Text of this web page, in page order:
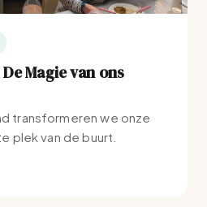
Magie van ons
transformeren we onze
plek van de buurt.